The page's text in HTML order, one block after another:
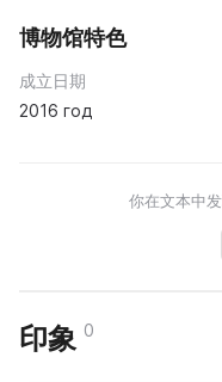
博物馆特色
成立日期
2016 год
你在文本中
印象 0